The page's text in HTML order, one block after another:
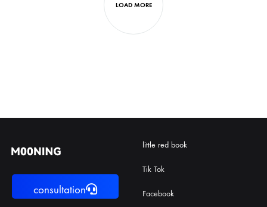
LOAD MORE
consultation
little red book
Tik Tok
Facebook